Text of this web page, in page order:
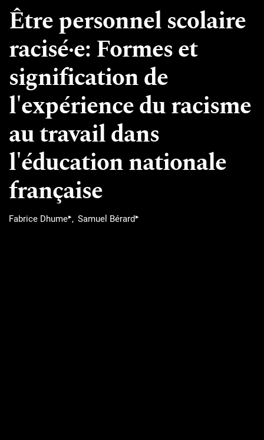
Être personnel scolaire
racisé·e: Formes et
signification de
l'expérience du racisme
au travail dans
l'éducation nationale
française
Fabrice Dhume▸ Samuel Bérard▸